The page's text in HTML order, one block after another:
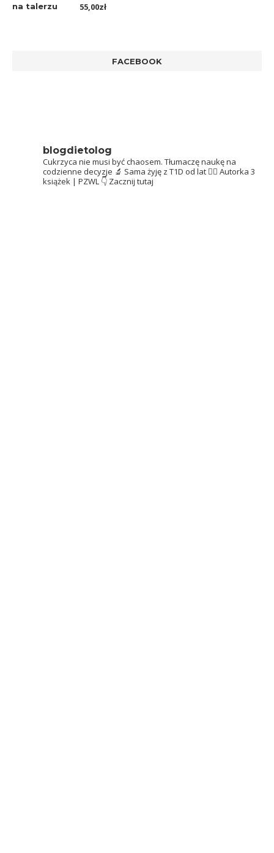
Oceniono
5.00na 5
55,00zł
FACEBOOK
blogdietolog
Cukrzyca nie musi być chaosem. Tłumaczę naukę na
codzienne decyzje 🔬 Sama żyję z T1D od lat 👩‍⚕️ Autorka 3
książek | PZWL 👇 Zacznij tutaj